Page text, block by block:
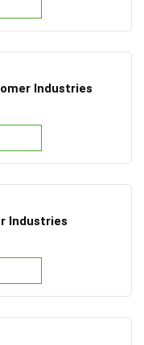
Industries
Industries